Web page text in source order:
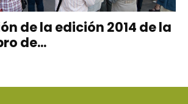
de la edición 2014 de la
de...